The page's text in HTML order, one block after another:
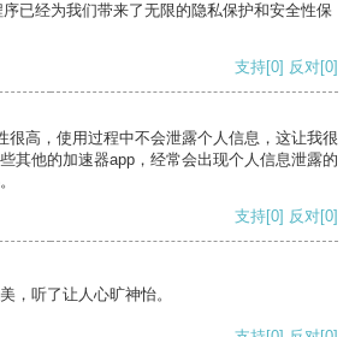
已经为我们带来了无限的隐私保护和安全性保
支持[0] 反对[0]
很高，使用过程中不会泄露个人信息，这让我很
其他的加速器app，经常会出现个人信息泄露的
支持[0] 反对[0]
，听了让人心旷神怡。